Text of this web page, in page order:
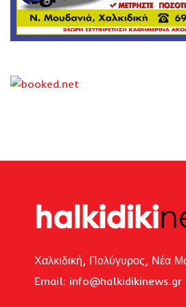
Χαλκιδική, Πολύγυρος, Νέα
Email: info@halkidikinews.gr